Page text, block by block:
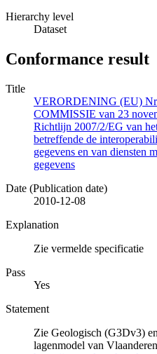
Hierarchy level
Dataset
Conformance result
Title
VERORDENING (EU)
COMMISSIE van 23
Richtlijn 2007/2/EG van
betreffende de
gegevens en van diensten
gegevens
Date (Publication date)
2010-12-08
Explanation
Zie vermelde specificatie
Pass
Yes
Statement
Zie Geologisch (G3Dv3)
lagenmodel van